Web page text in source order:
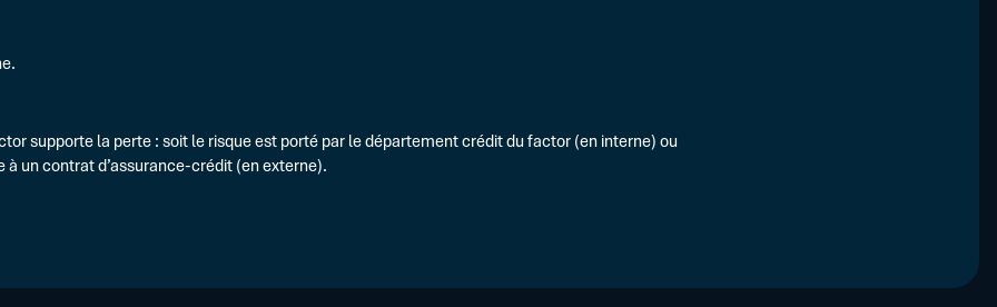
supporte la perte : soit le risque est porté par le département crédit du factor (en interne) ou
à un contrat d’assurance-crédit (en externe).